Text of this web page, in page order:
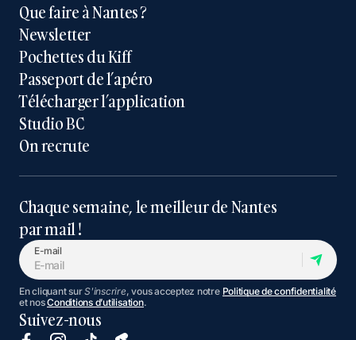
Que faire à Nantes ?
Newsletter
Pochettes du Kiff
Passeport de l’apéro
Télécharger l’application
Studio BC
On recrute
Chaque semaine, le meilleur de Nantes
par mail !
E-mail
En cliquant surS'inscrire, vous acceptez notre Politique de confidentialité
et nosConditions d’utilisation.
Suivez-nous